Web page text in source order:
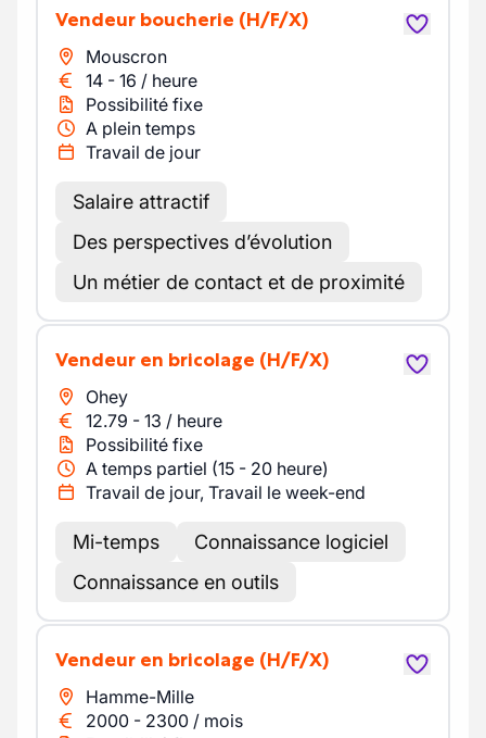
Vendeur boucherie (H/F/X)
Mouscron
14 - 16 / heure
Possibilité fixe
A plein temps
Travail de jour
Salaire attractif
Des perspectives d’évolution
Un métier de contact et de proximité
Vendeur en bricolage (H/F/X)
Ohey
12.79 - 13 / heure
Possibilité fixe
A temps partiel (15 - 20 heure)
Travail de jour, Travail le week-end
Mi-temps
Connaissance logiciel
Connaissance en outils
Vendeur en bricolage (H/F/X)
Hamme-Mille
2000 - 2300 / mois